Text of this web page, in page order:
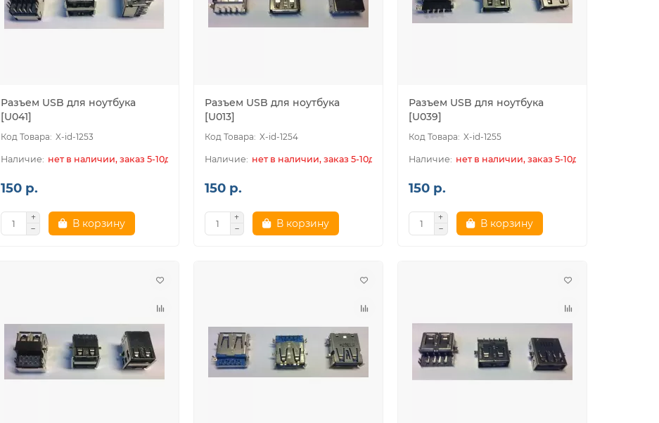
Разъем USB для ноутбука
[U041]
X-id-1253
нет в наличии, заказ 5-10дн.
150 р.
В корзину
Разъем USB для ноутбука
[U013]
X-id-1254
нет в наличии, заказ 5-10дн.
150 р.
В корзину
Разъем USB для ноутбука
[U039]
X-id-1255
нет в наличии, заказ 5-10дн.
150 р.
В корзину